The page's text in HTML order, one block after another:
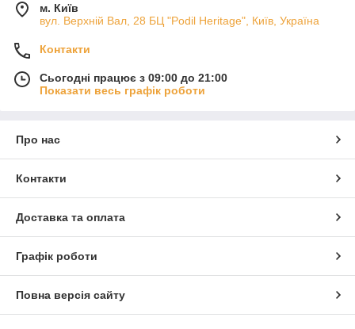
м. Київ
вул. Верхній Вал, 28 БЦ "Podil Heritage", Київ, Україна
Контакти
Сьогодні працює з 09:00 до 21:00
Показати весь графік роботи
Про нас
Контакти
Доставка та оплата
Графік роботи
Повна версія сайту